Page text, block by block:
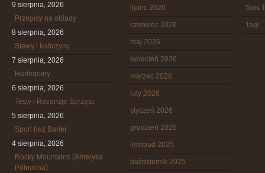
9 sierpnia, 2026
Przepisy na obiady
8 sierpnia, 2026
Stawy i kończyny
7 sierpnia, 2026
Harlequiny
6 sierpnia, 2026
Testy i Recenzje Sprzętu
5 sierpnia, 2026
Sport bez Barier
4 sierpnia, 2026
Rocky Mountains (Ameryka
Północna)
lipiec 2026
czerwiec 2026
maj 2026
kwiecień 2026
marzec 2026
luty 2026
styczeń 2026
grudzień 2025
listopad 2025
październik 2025
Spis
Tagi